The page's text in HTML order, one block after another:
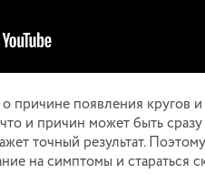
причине появления кругов
и причин может быть
точный результат.
на симптомы и стараться